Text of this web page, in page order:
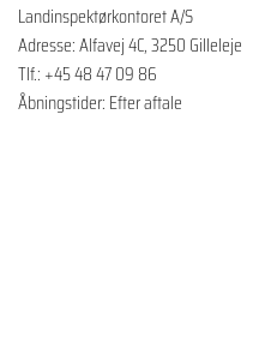
Landinspektørkontoret A/S
Adresse: Alfavej 4C, 3250 Gilleleje
Tlf.: +45 48 47 09 86
Åbningstider: Efter aftale